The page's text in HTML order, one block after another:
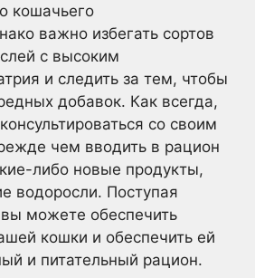
кошачьего
важно избегать сортов
с высоким
и следить за тем, чтобы
добавок. Как всегда,
со своим
чем вводить в рацион
либо новые продукты,
водоросли. Поступая
можете обеспечить
кошки и обеспечить ей
и питательный рацион.